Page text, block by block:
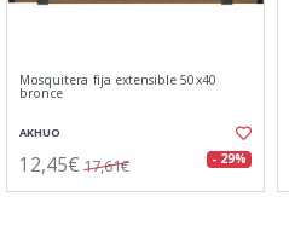
Mosquitera fija extensible 50x40
bronce
AKHUO
12,45€ 17,61€ - 29%